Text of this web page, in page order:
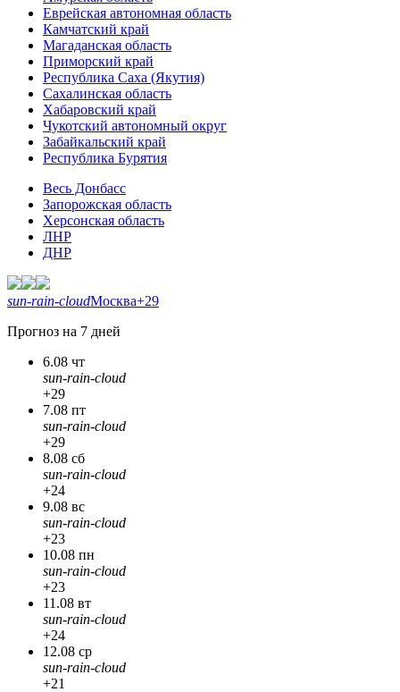
Еврейская автономная область
Камчатский край
Магаданская область
Приморский край
Республика Саха (Якутия)
Сахалинская область
Хабаровский край
Чукотский автономный округ
Забайкальский край
Республика Бурятия
Весь Донбасс
Запорожская область
Херсонская область
ЛНР
ДНР
sun-rain-cloudМосква+29
Прогноз на 7 дней
6.08 чт
sun-rain-cloud
+29
7.08 пт
sun-rain-cloud
+29
8.08 сб
sun-rain-cloud
+24
9.08 вс
sun-rain-cloud
+23
10.08 пн
sun-rain-cloud
+23
11.08 вт
sun-rain-cloud
+24
12.08 ср
sun-rain-cloud
+21